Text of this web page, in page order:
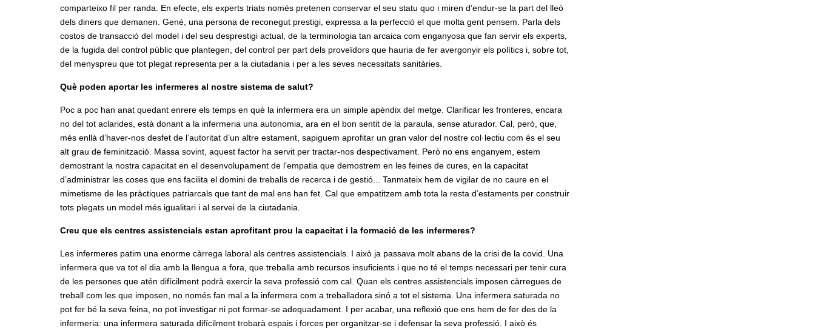
comparteixo fil per randa. En efecte, els experts triats només pretenen conservar el seu statu quo i miren d’endur-se la part del lleó
dels diners que demanen. Gené, una persona de reconegut prestigi, expressa a la perfecció el que molta gent pensem. Parla dels
costos de transacció del model i del seu desprestigi actual, de la terminologia tan arcaica com enganyosa que fan servir els experts,
de la fugida del control públic que plantegen, del control per part dels proveïdors que hauria de fer avergonyir els polítics i, sobre tot,
del menyspreu que tot plegat representa per a la ciutadania i per a les seves necessitats sanitàries.
Què poden aportar les infermeres al nostre sistema de salut?
Poc a poc han anat quedant enrere els temps en què la infermera era un simple apèndix del metge. Clarificar les fronteres, encara
no del tot aclarides, està donant a la infermeria una autonomia, ara en el bon sentit de la paraula, sense aturador. Cal, però, que,
més enllà d’haver-nos desfet de l’autoritat d’un altre estament, sapiguem aprofitar un gran valor del nostre col·lectiu com és el seu
alt grau de feminització. Massa sovint, aquest factor ha servit per tractar-nos despectivament. Però no ens enganyem, estem
demostrant la nostra capacitat en el desenvolupament de l’empatia que demostrem en les feines de cures, en la capacitat
d’administrar les coses que ens facilita el domini de treballs de recerca i de gestió... Tanmateix hem de vigilar de no caure en el
mimetisme de les pràctiques patriarcals que tant de mal ens han fet. Cal que empatitzem amb tota la resta d’estaments per construir
tots plegats un model més igualitari i al servei de la ciutadania.
Creu que els centres assistencials estan aprofitant prou la capacitat i la formació de les infermeres?
Les infermeres patim una enorme càrrega laboral als centres assistencials. I això ja passava molt abans de la crisi de la covid. Una
infermera que va tot el dia amb la llengua a fora, que treballa amb recursos insuficients i que no té el temps necessari per tenir cura
de les persones que atén difícilment podrà exercir la seva professió com cal. Quan els centres assistencials imposen càrregues de
treball com les que imposen, no només fan mal a la infermera com a treballadora sinó a tot el sistema. Una infermera saturada no
pot fer bé la seva feina, no pot investigar ni pot formar-se adequadament. I per acabar, una reflexió que ens hem de fer des de la
infermeria: una infermera saturada difícilment trobarà espais i forces per organitzar-se i defensar la seva professió. I això és